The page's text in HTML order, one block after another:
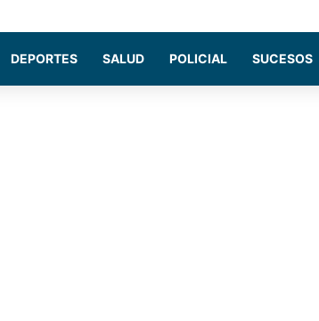
DEPORTES SALUD POLICIAL SUCESOS